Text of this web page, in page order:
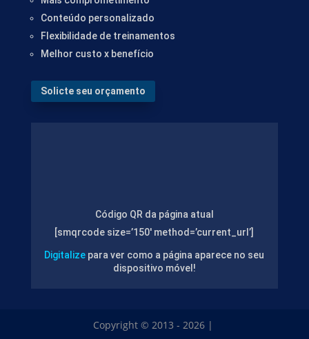
Conteúdo personalizado
Flexibilidade de treinamentos
Melhor custo x benefício
Solicte seu orçamento
Código QR da página atual
[smqrcode size=’150′ method=’current_url’]
Digitalize para ver como a página aparece no seu
dispositivo móvel!
Copyright © 2013 - 2026 |